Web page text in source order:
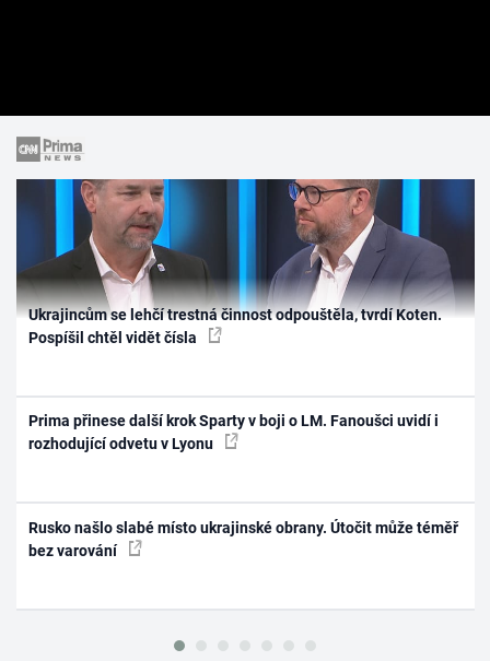
Ukrajincům se lehčí trestná činnost odpouštěla, tvrdí Koten.
Pospíšil chtěl vidět čísla
Prima přinese další krok Sparty v boji o LM. Fanoušci uvidí i
rozhodující odvetu v Lyonu
Rusko našlo slabé místo ukrajinské obrany. Útočit může téměř
bez varování